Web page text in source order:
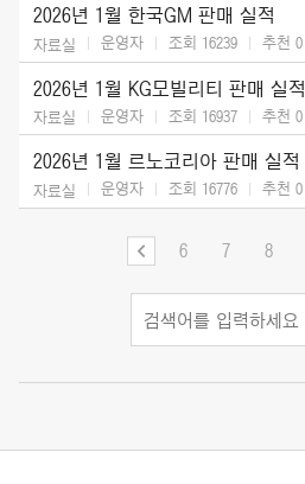
2026년 1월 한국GM 판매 실적
자료실 운영자 조회 16239 추천 0
2026년 1월 KG모빌리티 판매 실적
자료실 운영자 조회 16937 추천 0
2026년 1월 르노코리아 판매 실적
자료실 운영자 조회 16776 추천 0
6 7 8